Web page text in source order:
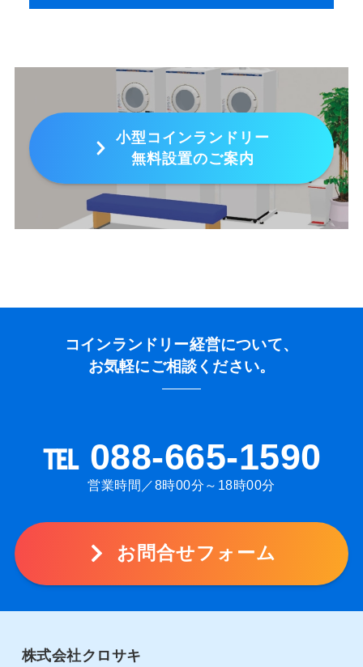
小型コインランドリー
無料設置のご案内
コインランドリー経営について、
お気軽にご相談ください。
℡ 088-665-1590
営業時間／8時00分～18時00分
お問合せフォーム
株式会社クロサキ